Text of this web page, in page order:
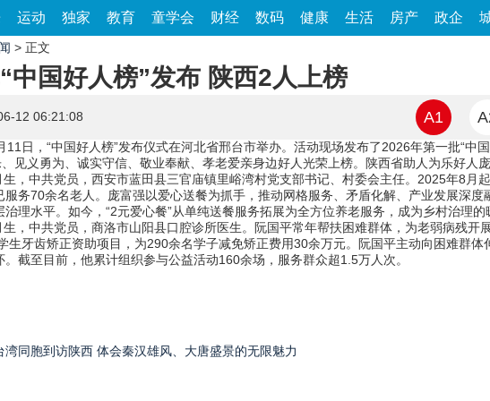
运动 独家 教育 童学会 财经 数码 健康 生活 房产 政企
> 正文
中国好人榜”发布 陕西2人上榜
12 06:21:08 A1
11日，“中国好人榜”发布仪式在河北省邢台市举办。活动现场发布了2026年第一批“中
见义勇为、诚实守信、敬业奉献、孝老爱亲身边好人光荣上榜。陕西省助人为乐好人庞
，中共党员，西安市蓝田县三官庙镇里峪湾村党支部书记、村委会主任。2025年8月
务70余名老人。庞富强以爱心送餐为抓手，推动网格服务、矛盾化解、产业发展深度
理水平。如今，“2元爱心餐”从单纯送餐服务拓展为全方位养老服务，成为乡村治理的
，中共党员，商洛市山阳县口腔诊所医生。阮国平常年帮扶困难群体，为老弱病残开
生牙齿矫正资助项目，为290余名学子减免矫正费用30余万元。阮国平主动向困难群
截至目前，他累计组织参与公益活动160余场，服务群众超1.5万人次。
湾同胞到访陕西 体会秦汉雄风、大唐盛景的无限魅力